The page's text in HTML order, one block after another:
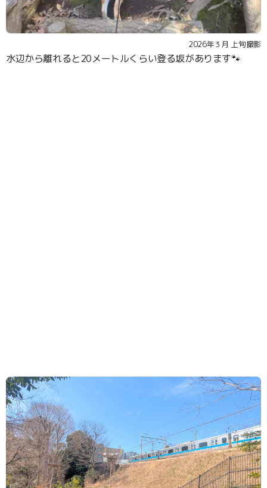
2026年３月 上旬撮影
水辺から離れると20メートルくらい登る坂があります🐾